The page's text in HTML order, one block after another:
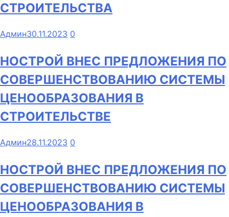
СТРОИТЕЛЬСТВА
Админ30.11.2023 0
НОСТРОЙ ВНЕС ПРЕДЛОЖЕНИЯ ПО
СОВЕРШЕНСТВОВАНИЮ СИСТЕМЫ
ЦЕНООБРАЗОВАНИЯ В
СТРОИТЕЛЬСТВЕ
Админ28.11.2023 0
НОСТРОЙ ВНЕС ПРЕДЛОЖЕНИЯ ПО
СОВЕРШЕНСТВОВАНИЮ СИСТЕМЫ
ЦЕНООБРАЗОВАНИЯ В